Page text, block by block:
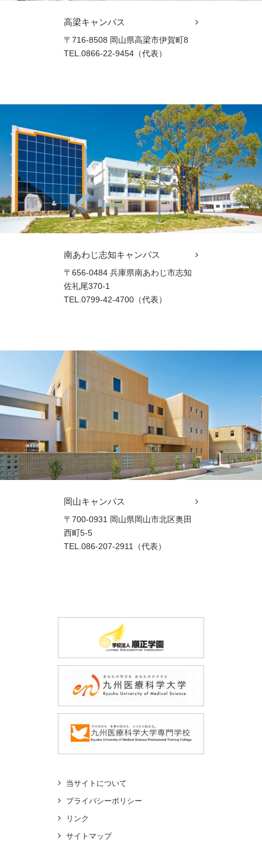
高梁キャンパス
〒716-8508 岡山県高梁市伊賀町8
TEL.0866-22-9454（代表）
南あわじ志知キャンパス
〒656-0484 兵庫県南あわじ市志知
佐礼尾370-1
TEL.0799-42-4700（代表）
岡山キャンパス
〒700-0931 岡山県岡山市北区奥田
西町5-5
TEL.086-207-2911（代表）
当サイトについて
プライバシーポリシー
リンク
サイトマップ